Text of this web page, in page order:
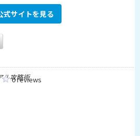
式サイトを見る
ル攻略術
0 reviews